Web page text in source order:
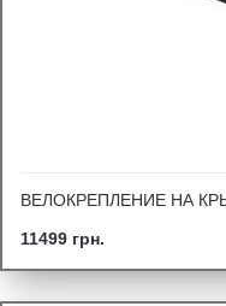
ВЕЛОКРЕПЛЕНИЕ НА
11499 грн.